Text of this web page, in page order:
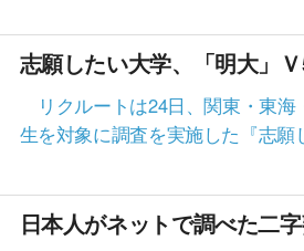
志願したい大学、「明大」
リクルートは24日、関東・東海
生を対象に調査を実施した『志願
日本人がネットで調べた二